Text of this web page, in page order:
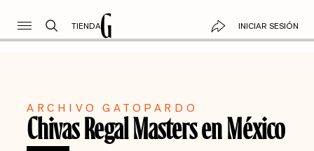
TIENDA INICIAR SESIÓN
ARCHIVO GATOPARDO
Chivas Regal Masters en México